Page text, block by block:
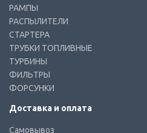
РАМПЫ
РАСПЫЛИТЕЛИ
СТАРТЕРА
ТРУБКИ ТОПЛИВНЫЕ
ТУРБИНЫ
ФИЛЬТРЫ
ФОРСУНКИ
Доставка и оплата
Самовывоз